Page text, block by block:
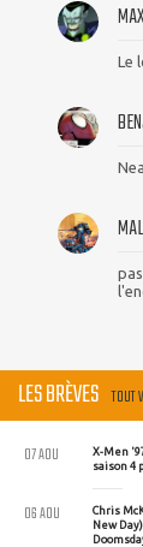
Le
LES BRÈVES TOUT
X-Men
saison 4
07 AOU
Chris
New
06 AOU